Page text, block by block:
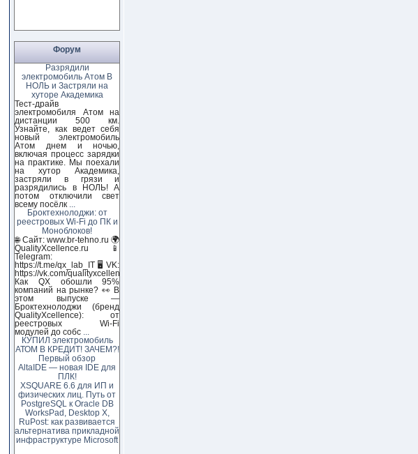
Форум
Разрядили
электромобиль Атом В
НОЛЬ и Застряли на
хуторе Академика
Тест-драйв
электромобиля Атом на
дистанции 500 км.
Узнайте, как ведет себя
новый электромобиль
Атом днем и ночью,
включая процесс зарядки
на практике. Мы поехали
на хутор Академика,
застряли в грязи и
разрядились в НОЛЬ! А
потом отключили свет
всему посёлк
Броктехнолоджи: от
реестровых Wi-Fi до ПК и
Моноблоков!
🌐 Сайт: www.br-tehno.ru 🌍
QualityXcellence.ru 📱
Telegram:
https://t.me/qx_lab_IT 🖥 VK:
https://vk.com/qualityxcellenc
Как QX обошли 95%
компаний на рынке? 👀 В
этом выпуске —
Броктехнолоджи (бренд
QualityXcellence): от
реестровых Wi-Fi
модулей до собс
КУПИЛ электромобиль
АТОМ В КРЕДИТ! ЗАЧЕМ?!
Первый обзор
AltaIDE — новая IDE для
ПЛК!
XSQUARE 6.6 для ИП и
физических лиц. Путь от
PostgreSQL к Oracle DB
WorksPad, Desktop X,
RuPost: как развивается
альтернатива прикладной
инфраструктуре Microsoft